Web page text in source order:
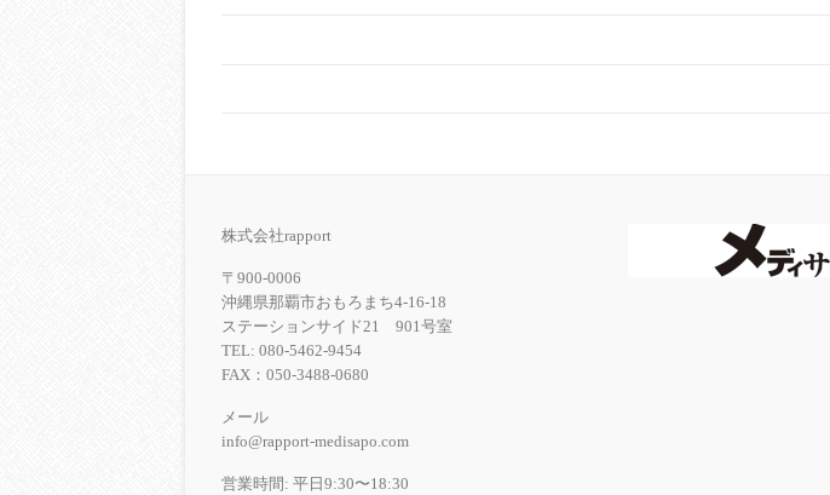
株式会社rapport
〒900-0006
沖縄県那覇市おもろまち4-16-18
ステーションサイド21 901号室
TEL: 080-5462-9454
FAX：050-3488-0680
メール
info@rapport-medisapo.com
営業時間: 平日9:30〜18:30